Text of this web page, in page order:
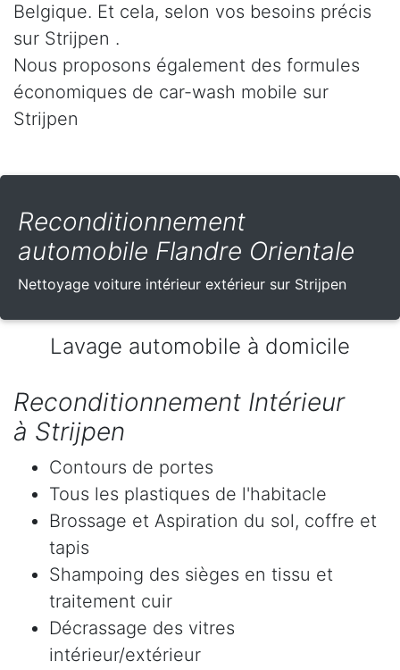
Belgique. Et cela, selon vos besoins précis
sur Strijpen .
Nous proposons également des formules
économiques de car-wash mobile sur
Strijpen
Reconditionnement
automobile Flandre Orientale
Nettoyage voiture intérieur extérieur sur Strijpen
Lavage automobile à domicile
Reconditionnement Intérieur
à Strijpen
Contours de portes
Tous les plastiques de l'habitacle
Brossage et Aspiration du sol, coffre et
tapis
Shampoing des sièges en tissu et
traitement cuir
Décrassage des vitres
intérieur/extérieur